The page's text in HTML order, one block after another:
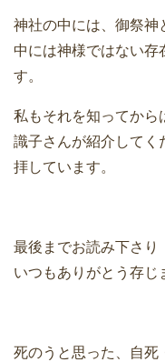
神社の中には、御祭神
中には神様ではない存
す。
私もそれを知ってから
識子さんが紹介してく
拝しています。
最後までお読み下さり
いつもありがとう存じ
死のうと思った、自死